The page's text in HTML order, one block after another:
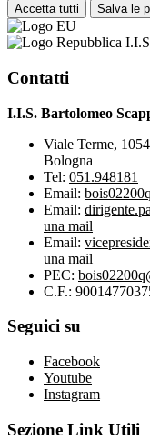
Accetta tutti Salva le
Contatti
I.I.S. Bartolomeo
Viale Terme,
Bologna
Tel: 051.948181
Email:
Email:
una mail
Email:
una mail
PEC:
C.F.:
Seguici su
Facebook
Youtube
Instagram
Sezione Link Utili